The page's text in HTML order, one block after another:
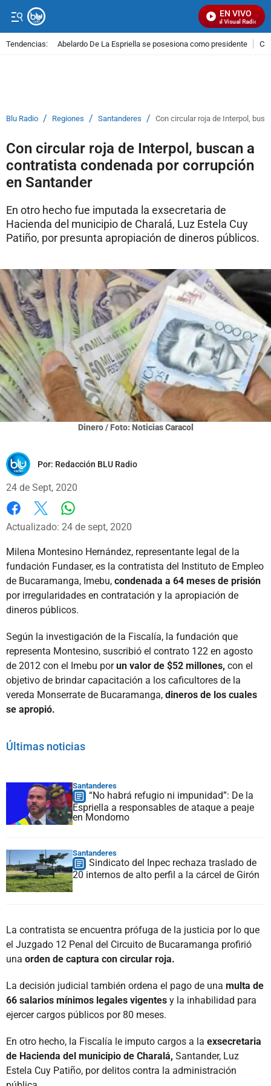
EN VIVO
Señal Visual Radio
Tendencias: Abelardo De La Espriella se posesiona como presidente
Blu Radio / Regiones / Santanderes / Con circular roja de Interpol,
Con circular roja de Interpol, buscan a
contratista condenada por corrupción
en Santander
En otro hecho fue imputada la exsecretaria de
Hacienda del municipio de Charalá, Luz Estela Cuy
Patiño, por presunta apropiación de dineros públicos.
Dinero / Foto: Noticias Caracol
Por: Redacción BLU Radio
24 de Sept, 2020
Facebook
X
Actualizado: 24 de sept, 2020
Milena Montesino Hernández, representante legal de la
fundación Fundaser, es la contratista del Instituto de Empleo
de Bucaramanga, Imebu, condenada a 64 meses de prisión
por irregularidades en contratación y la apropiación de
dineros públicos.
Según la investigación de la Fiscalía, la fundación que
representa Montesino, suscribió el contrato 122 en agosto
de 2012 con el Imebu porun valor de $52 millones, con el
objetivo de brindar capacitación a los caficultores de la
vereda Monserrate de Bucaramanga, dineros de los cuales
se apropió.
Últimas noticias
Santanderes
“No habrá refugio ni impunidad”: De la
Espriella a responsables de ataque a peaje
en Mondomo
Santanderes
Sindicato del Inpec rechaza traslado de
20 internos de alto perfil a la cárcel de Girón
La contratista se encuentra prófuga de la justicia por lo que
el Juzgado 12 Penal del Circuito de Bucaramanga profirió
una orden de captura con circular roja.
La decisión judicial también ordena el pago de una multa de
66 salarios mínimos legales vigentes y la inhabilidad para
ejercer cargos públicos por 80 meses.
En otro hecho, la Fiscalía le imputo cargos a la exsecretaria
de Hacienda del municipio de Charalá, Santander, Luz
Estela Cuy Patiño, por delitos contra la administración